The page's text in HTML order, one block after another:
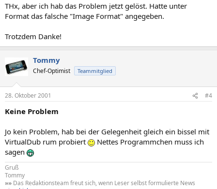
THx, aber ich hab das Problem jetzt gelöst. Hatte unter
Format das falsche "Image Format" angegeben.
Trotzdem Danke!
Tommy
Chef-Optimist Teammitglied
28. Oktober 2001 #4
Keine Problem
Jo kein Problem, hab bei der Gelegenheit gleich ein bissel mit
VirtualDub rum probiert
Nettes Programmchen muss ich
sagen
Gruß
Tommy
»» Das Redaktionsteam freut sich, wenn Leser selbst formulierte News